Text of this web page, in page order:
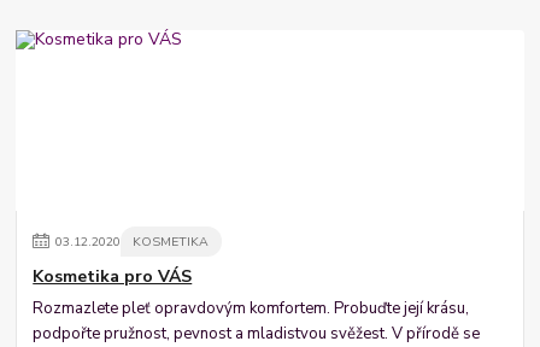
03.12.2020 KOSMETIKA
Kosmetika pro VÁS
Rozmazlete pleť opravdovým komfortem. Probuďte její krásu,
podpořte pružnost, pevnost a mladistvou svěžest. V přírodě se